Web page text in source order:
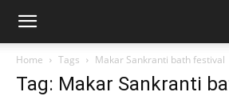
Home Tags Makar Sankranti bath festival
Tag: Makar Sankranti